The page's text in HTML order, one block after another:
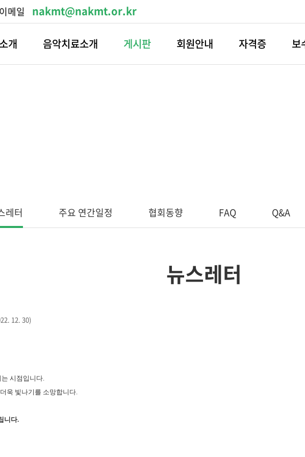
이메일 nakmt@nakmt.or.kr
개 음악치료소개 게시판 회원안내 자격증 보
레터 주요 연간일정 협회동향 FAQ Q&A
뉴스레터
12. 30)
시점입니다.
욱 빛나기를 소망합니다.
니다.